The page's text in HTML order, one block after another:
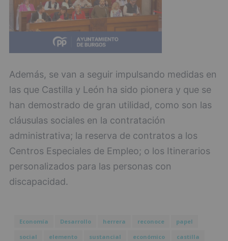
Además, se van a seguir impulsando medidas en
las que Castilla y León ha sido pionera y que se
han demostrado de gran utilidad, como son las
cláusulas sociales en la contratación
administrativa; la reserva de contratos a los
Centros Especiales de Empleo; o los Itinerarios
personalizados para las personas con
discapacidad.
Economía Desarrollo herrera reconoce
papel
social
elemento sustancial económico
castilla